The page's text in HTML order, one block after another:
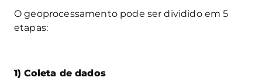
O geoprocessamento pode ser dividido em 5
etapas:
1) Coleta de dados